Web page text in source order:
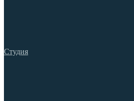
Студия